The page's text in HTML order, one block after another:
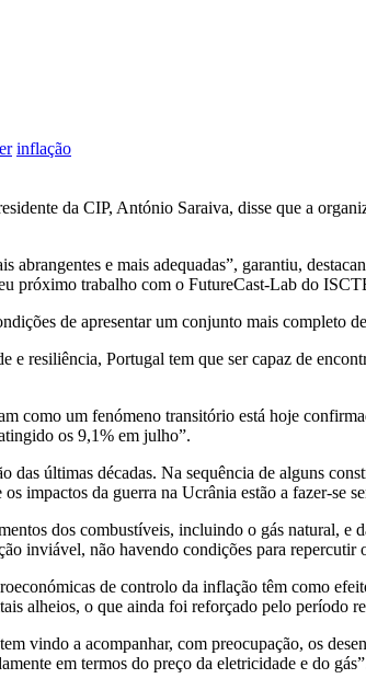
inflação
da CIP, António Saraiva, disse que a
abrangentes e mais adequadas”, garantiu,
próximo trabalho com o FutureCast-Lab do
de apresentar um conjunto mais
e resiliência, Portugal tem que ser capaz de
como um fenómeno transitório está hoje
os 9,1% em julho”.
das últimas décadas. Na sequência de alguns
impactos da guerra na Ucrânia estão a fazer-se
dos combustíveis, incluindo o gás natural, e
inviável, não havendo condições para repercutir
de controlo da inflação têm como
alheios, o que ainda foi reforçado pelo período
vindo a acompanhar, com preocupação, os
em termos do preço da eletricidade e do